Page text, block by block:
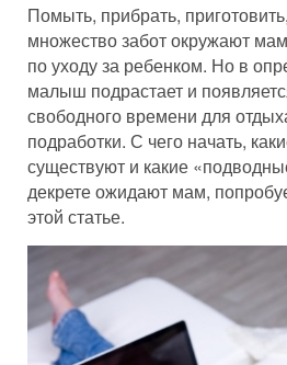
Помыть, прибрать,
множество забот окружают
по уходу за ребенком. Но в
малыш подрастает и
свободного времени для
подработки. С чего начать,
существуют и какие
декрете ожидают мам,
этой статье.